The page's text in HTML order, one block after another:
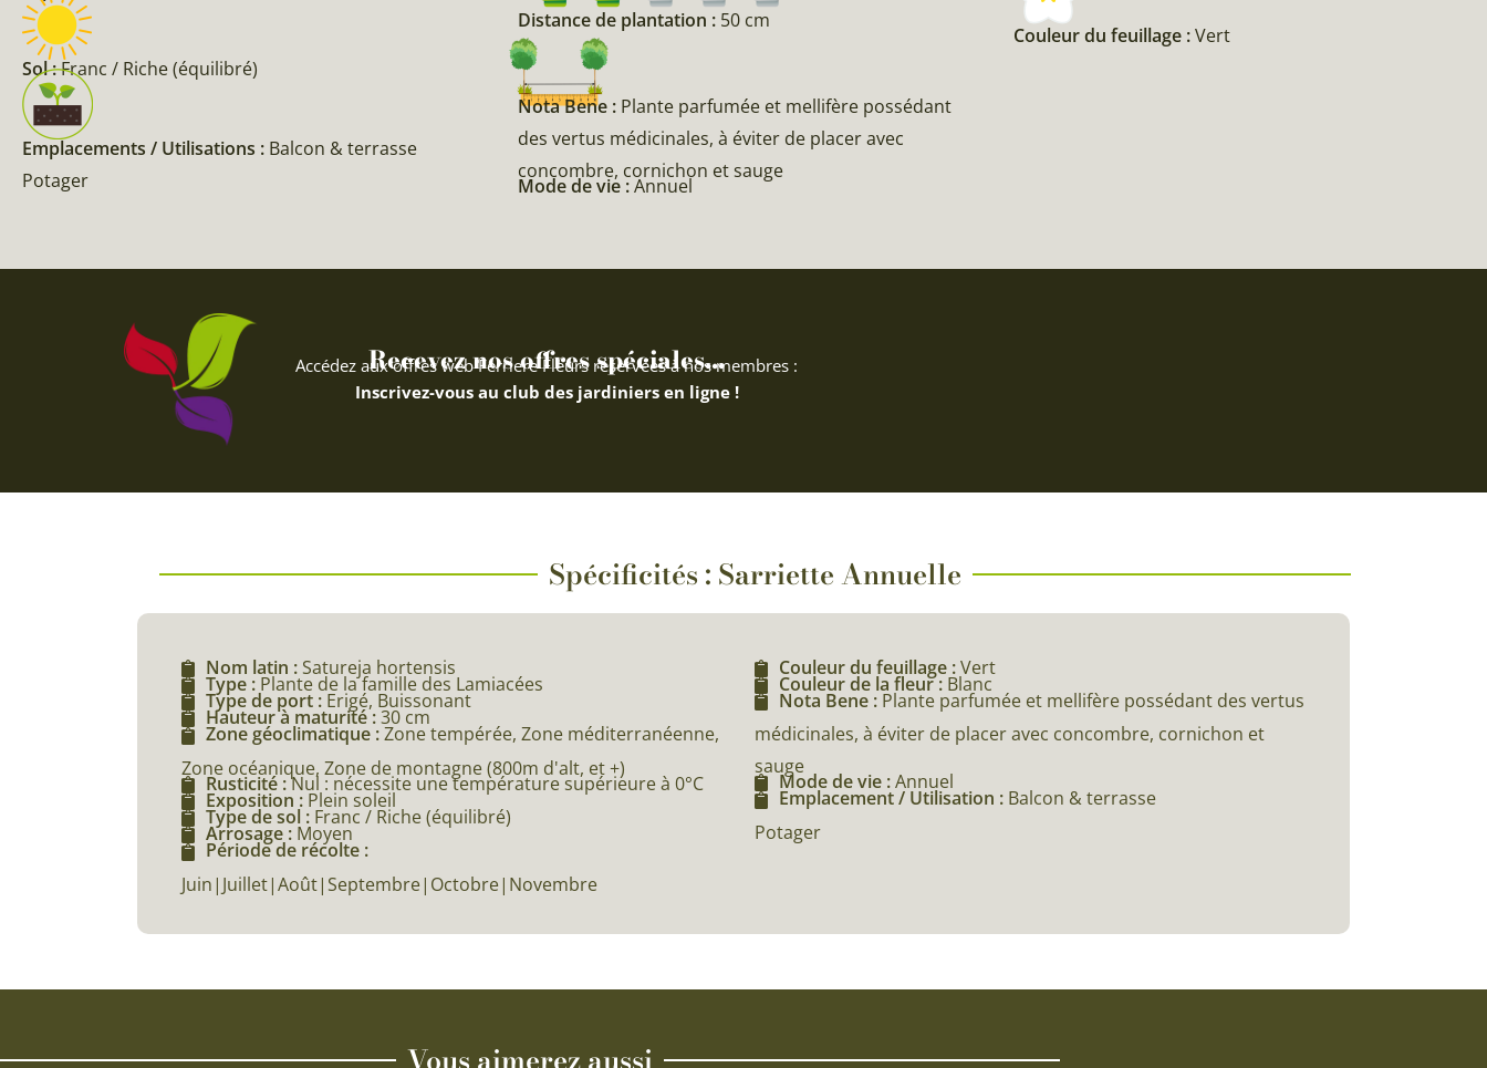
Sol :Franc / Riche (équilibré)
Emplacements / Utilisations : Balcon & terrasse
Potager
Distance de plantation : 50 cm
Nota Bene : Plante parfumée et mellifère possédant
des vertus médicinales, à éviter de placer avec
concombre, cornichon et sauge
Mode de vie :Annuel
Couleur du feuillage :Vert
Recevez nos offres spéciales...
Accédez aux offres web Ferriere Fleurs réservées à nos membres :
Inscrivez-vous au club des jardiniers en ligne !
Spécificités : Sarriette Annuelle
Nom latin :Satureja hortensis
Type : Plante de la famille des Lamiacées
Type de port : Erigé, Buissonant
Hauteur à maturité :30 cm
Zone géoclimatique :Zone tempérée, Zone méditerranéenne,
Zone océanique, Zone de montagne (800m d'alt, et +)
Rusticité :Nul : nécessite une température supérieure à 0°C
Exposition : Plein soleil
Type de sol : Franc / Riche (équilibré)
Arrosage : Moyen
Période de récolte :
Juin|Juillet|Août|Septembre|Octobre|Novembre
Couleur du feuillage :Vert
Couleur de la fleur : Blanc
Nota Bene : Plante parfumée et mellifère possédant des vertus
médicinales, à éviter de placer avec concombre, cornichon et
sauge
Mode de vie :Annuel
Emplacement / Utilisation : Balcon & terrasse
Potager